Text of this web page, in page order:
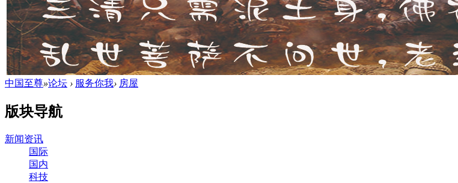
中国至尊»论坛 › 服务你我› 房屋
版块导航
新闻资讯
国际
国内
科技